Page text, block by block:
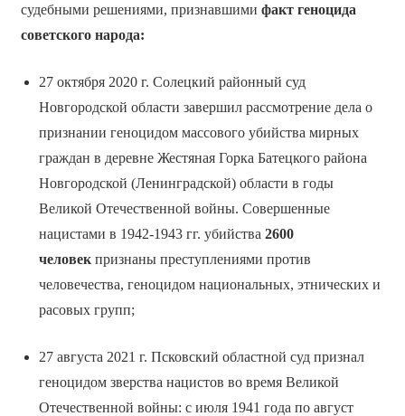
судебными решениями, признавшими факт геноцида
советского народа:
27 октября 2020 г. Солецкий районный суд
Новгородской области завершил рассмотрение дела о
признании геноцидом массового убийства мирных
граждан в деревне Жестяная Горка Батецкого района
Новгородской (Ленинградской) области в годы
Великой Отечественной войны. Совершенные
нацистами в 1942-1943 гг. убийства 2600
человекпризнаны преступлениями против
человечества, геноцидом национальных, этнических и
расовых групп;
27 августа 2021 г. Псковский областной суд признал
геноцидом зверства нацистов во время Великой
Отечественной войны: с июля 1941 года по август